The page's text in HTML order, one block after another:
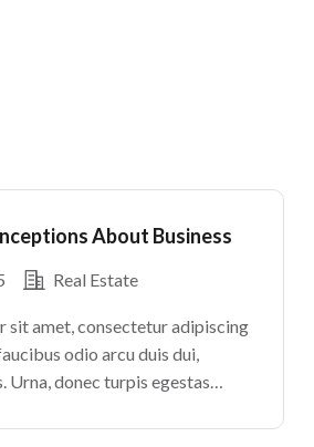
About Business
Real Estate
sit amet, consectetur adipiscing
odio arcu duis dui,
Urna, donec turpis egestas
mauris curabitur lorem in.